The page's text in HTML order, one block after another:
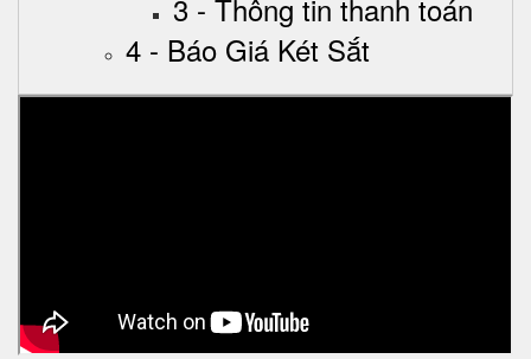
3 - Thông tin thanh toán
4 - Báo Giá Két Sắt